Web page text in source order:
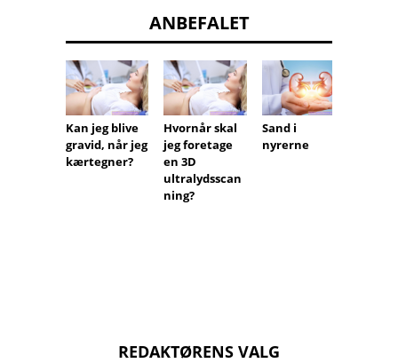
ANBEFALET
Kan jeg blive
gravid, når jeg
kærtegner?
Hvornår skal
jeg foretage
en 3D
ultralydsscan
ning?
Sand i
nyrerne
REDAKTØRENS VALG